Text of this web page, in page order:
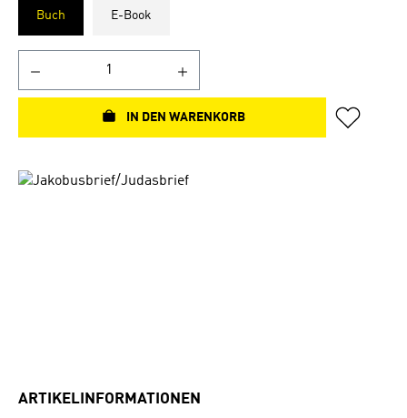
Buch E-Book
IN DEN WARENKORB
Bildergalerie überspringen
ARTIKELINFORMATIONEN